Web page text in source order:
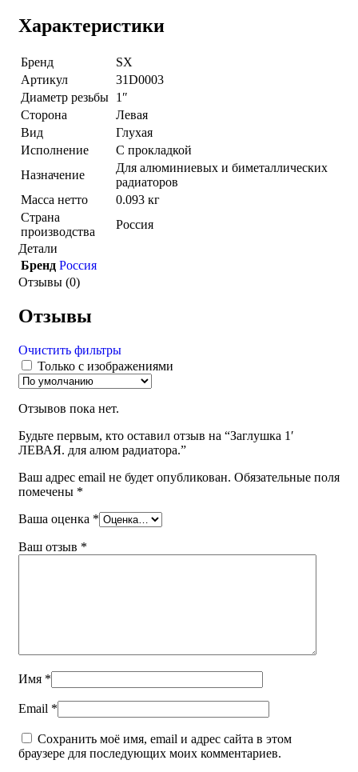
Характеристики
Бренд
SX
Артикул
31D0003
Диаметр резьбы 1″
Сторона
Левая
Вид
Глухая
Исполнение
С прокладкой
Назначение
Для алюминиевых и биметаллических
радиаторов
Масса нетто
0.093 кг
Страна
производства
Россия
Детали
Бренд Россия
Отзывы (0)
Отзывы
Очистить фильтры
Только с изображениями
Отзывов пока нет.
Будьте первым, кто оставил отзыв на “Заглушка 1′
ЛЕВАЯ. для алюм радиатора.”
Ваш адрес email не будет опубликован. Обязательные поля
помечены *
Ваша оценка *
Ваш отзыв *
Имя *
Email *
Сохранить моё имя, email и адрес сайта в этом
браузере для последующих моих комментариев.